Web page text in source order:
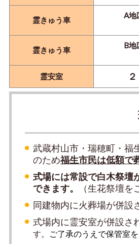
霊きゅう車
A地
霊きゅう車
B地
霊安室
武蔵村山市・瑞穂町・福
のため福生市民は低額で
式場には常設で白木祭壇
できます。
（生花祭壇
同建物内に火葬場が併設
式場内に霊安室が併設さ
す。 ご了承のうえで保管室